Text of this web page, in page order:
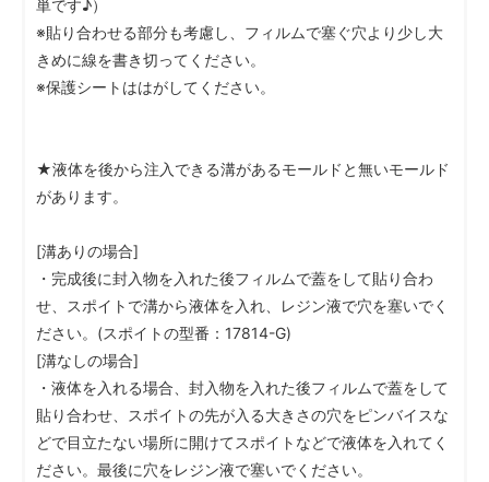
単です♪）
※貼り合わせる部分も考慮し、フィルムで塞ぐ穴より少し大
きめに線を書き切ってください。
※保護シートははがしてください。
★液体を後から注入できる溝があるモールドと無いモールド
があります。
[溝ありの場合]
・完成後に封入物を入れた後フィルムで蓋をして貼り合わ
せ、スポイトで溝から液体を入れ、レジン液で穴を塞いでく
ださい。(スポイトの型番：17814-G)
[溝なしの場合]
・液体を入れる場合、封入物を入れた後フィルムで蓋をして
貼り合わせ、スポイトの先が入る大きさの穴をピンバイスな
どで目立たない場所に開けてスポイトなどで液体を入れてく
ださい。最後に穴をレジン液で塞いでください。